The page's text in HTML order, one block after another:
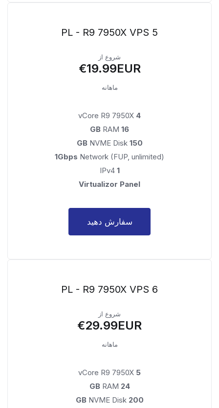
PL - R9 7950X VPS 5
شروع از
€19.99EUR
ماهانه
4
16 GB
RAM
150 GB
NVME Disk
1Gbps Network (FUP, unlimited)
1
IPv4
Virtualizor Panel
سفارش دهید
PL - R9 7950X VPS 6
شروع از
€29.99EUR
ماهانه
5
24 GB
RAM
200 GB
NVME Disk